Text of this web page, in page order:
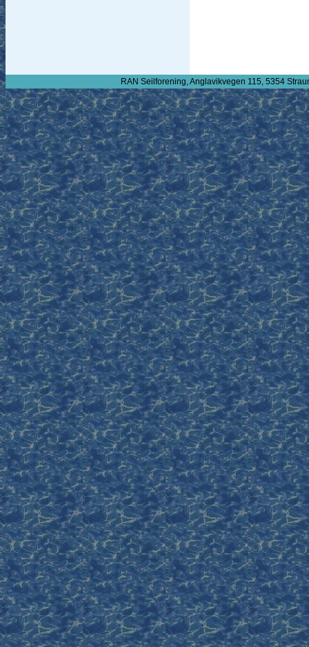
RAN Seilforening, Anglavikvegen 115, 5354